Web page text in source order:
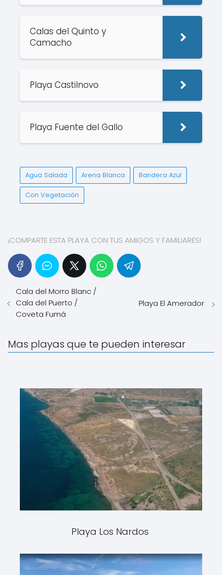
Calas del Quinto y
Camacho
Playa Castilnovo
Playa Fuente del Gallo
Agua Salada Arena Blanca Bandera Azul
Con Vegetación
¡COMPARTE ESTA PLAYA CON TUS AMIGOS Y FAMILIARES!
Cala del Morro Blanc /
Cala del Puerto /
Coveta Fumá
Playa El Amerador
Mas playas que te pueden interesar
Playa Los Nardos